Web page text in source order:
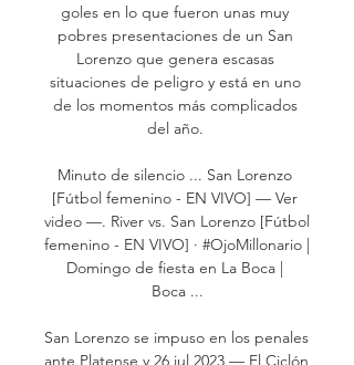
goles en lo que fueron unas muy
pobres presentaciones de un San
Lorenzo que genera escasas
situaciones de peligro y está en uno
de los momentos más complicados
del año.
Minuto de silencio ... San Lorenzo
[Fútbol femenino - EN VIVO] — Ver
video —. River vs. San Lorenzo [Fútbol
femenino - EN VIVO] · #OjoMillonario |
Domingo de fiesta en La Boca |
Boca ...
San Lorenzo se impuso en los penales
ante Platense y 26 jul 2023 — El Ciclón